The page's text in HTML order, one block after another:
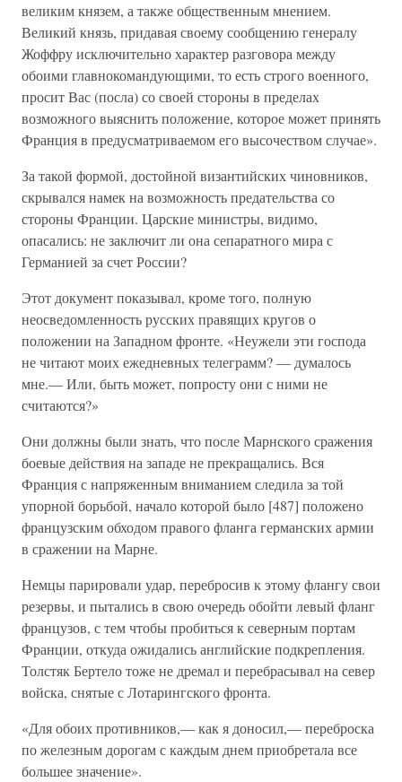
великим князем, а также общественным мнением.
Великий князь, придавая своему сообщению генералу
Жоффру исключительно характер разговора между
обоими главнокомандующими, то есть строго военного,
просит Вас (посла) со своей стороны в пределах
возможного выяснить положение, которое может принять
Франция в предусматриваемом его высочеством случае».
За такой формой, достойной византийских чиновников,
скрывался намек на возможность предательства со
стороны Франции. Царские министры, видимо,
опасались: не заключит ли она сепаратного мира с
Германией за счет России?
Этот документ показывал, кроме того, полную
неосведомленность русских правящих кругов о
положении на Западном фронте. «Неужели эти господа
не читают моих ежедневных телеграмм? — думалось
мне.— Или, быть может, попросту они с ними не
считаются?»
Они должны были знать, что после Марнского сражения
боевые действия на западе не прекращались. Вся
Франция с напряженным вниманием следила за той
упорной борьбой, начало которой было [487] положено
французским обходом правого фланга германских армии
в сражении на Марне.
Немцы парировали удар, перебросив к этому флангу свои
резервы, и пытались в свою очередь обойти левый фланг
французов, с тем чтобы пробиться к северным портам
Франции, откуда ожидались английские подкрепления.
Толстяк Бертело тоже не дремал и перебрасывал на север
войска, снятые с Лотарингского фронта.
«Для обоих противников,— как я доносил,— переброска
по железным дорогам с каждым днем приобретала все
большее значение».